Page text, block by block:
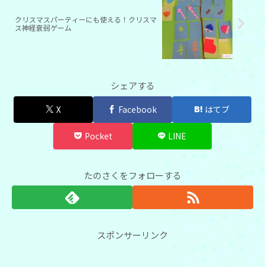
クリスマスパーティーにも使える！クリスマ
ス神経衰弱ゲーム
シェアする
X Facebook はてブ
Pocket LINE
たのさくをフォローする
スポンサーリンク